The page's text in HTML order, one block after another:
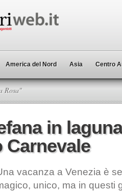
America del Nord Asia Centro
Rosa"
in laguna
Carnevale
vacanza a Venezia è
unico, ma in questi